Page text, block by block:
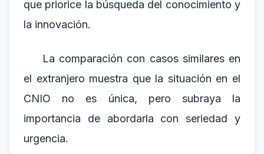
que priorice la búsqueda del conocimiento y
la innovación.
La comparación con casos similares en
el extranjero muestra que la situación en el
CNIO no es única, pero subraya la
importancia de abordarla con seriedad y
urgencia.